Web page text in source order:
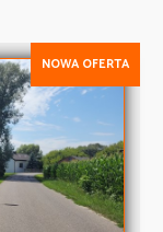
NOWA OFERTA